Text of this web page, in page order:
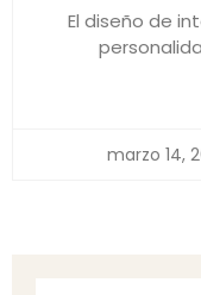
El diseño de
marzo 14,